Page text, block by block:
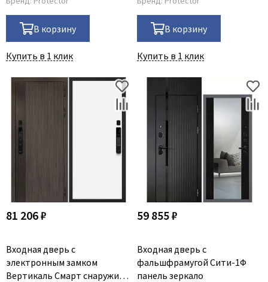
В корзину
Купить в 1 клик
В корзину
Купить в 1 клик
81 206 ₽
Входная дверь с
электронным замком
Вертикаль Смарт снаружи
59 855 ₽
Входная дверь с
фальшфрамугой Сити-1Ф
панель зеркало